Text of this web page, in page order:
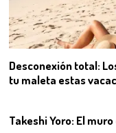
Desconexión total:
tu maleta estas
Takeshi Yoro: El